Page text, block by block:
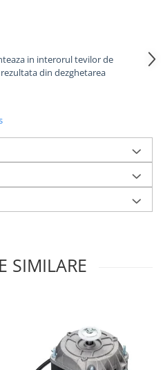
in interorul tevilor de
din dezghetarea
SIMILARE